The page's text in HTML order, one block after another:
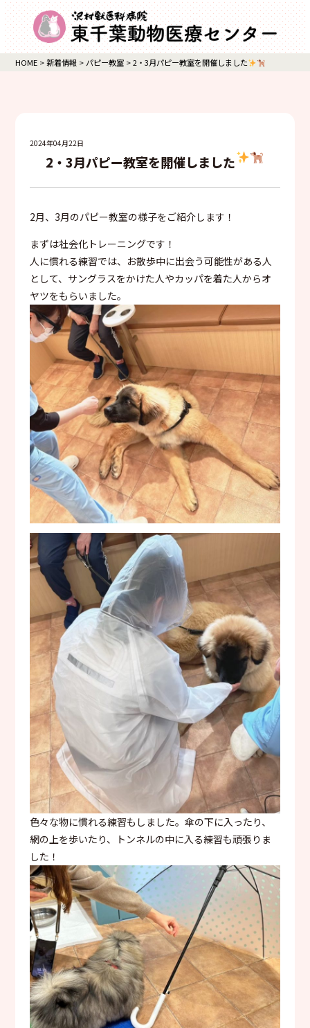
HOME >新着情報 >パピー教室 >2・3月パピー教室を開催しました
2024年04月22日
2・3月パピー教室を開催しました
2月、3月のパピー教室の様子をご紹介します！
まずは社会化トレーニングです！
人に慣れる練習では、お散歩中に出会う可能性がある人
として、サングラスをかけた人やカッパを着た人からオ
ヤツをもらいました。
色々な物に慣れる練習もしました。傘の下に入ったり、
網の上を歩いたり、トンネルの中に入る練習も頑張りま
した！